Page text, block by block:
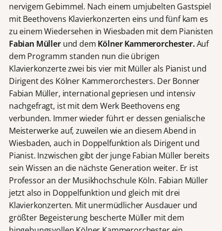
nervigem Gebimmel. Nach einem umjubelten Gastspiel
mit Beethovens Klavierkonzerten eins und fünf kam es
zu einem Wiedersehen in Wiesbaden mit dem Pianisten
Fabian Müller und dem Kölner Kammerorchester.Auf
dem Programm standen nun die übrigen
Klavierkonzerte zwei bis vier mit Müller als Pianist und
Dirigent des Kölner Kammerorchesters. Der Bonner
Fabian Müller, international gepriesen und intensiv
nachgefragt, ist mit dem Werk Beethovens eng
verbunden. Immer wieder führt er dessen genialische
Meisterwerke auf, zuweilen wie an diesem Abend in
Wiesbaden, auch in Doppelfunktion als Dirigent und
Pianist. Inzwischen gibt der junge Fabian Müller bereits
sein Wissen an die nächste Generation weiter. Er ist
Professor an der Musikhochschule Köln. Fabian Müller
jetzt also in Doppelfunktion und gleich mit drei
Klavierkonzerten. Mit unermüdlicher Ausdauer und
größter Begeisterung bescherte Müller mit dem